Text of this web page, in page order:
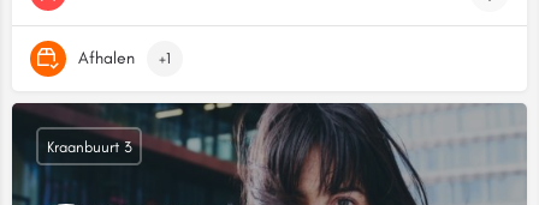
Afhalen +1
Kraanbuurt 3